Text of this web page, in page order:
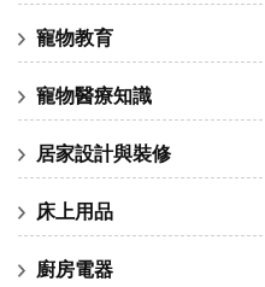
寵物教育
寵物醫療知識
居家設計與裝修
床上用品
廚房電器